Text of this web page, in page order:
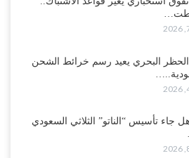
الحظر البحري يعيد رسم خرائط الشحن
جاء تأسيس “الناتو” الثلاثي السعودي